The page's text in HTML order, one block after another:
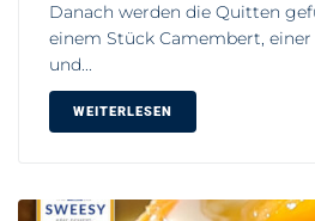
Danach werden die Quitten
einem Stück Camembert,
und...
WEITERLESEN